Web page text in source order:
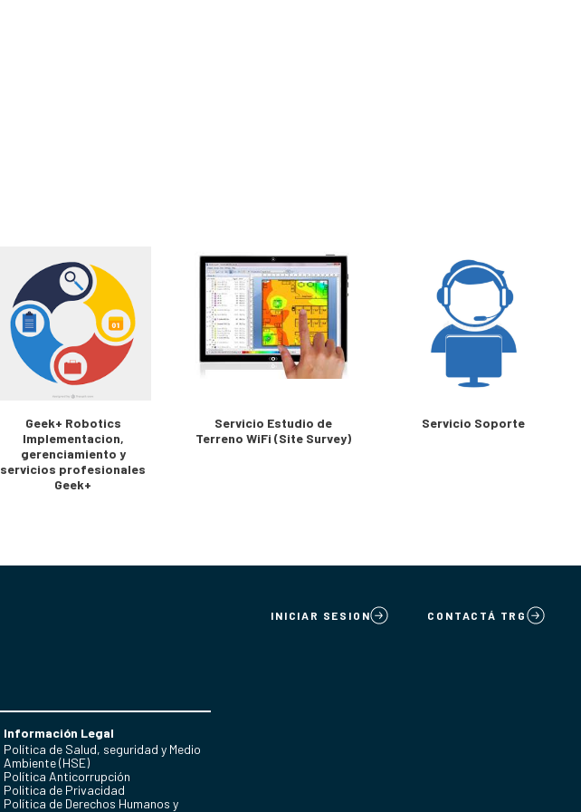
Geek+ Robotics
Implementacion,
gerenciamiento y
servicios profesionales
Geek+
Servicio Estudio de
Terreno WiFi (Site Survey)
Servicio Soporte
INICIAR SESION CONTACTÁ TRG
Información Legal
Política de Salud, seguridad y Medio
Ambiente (HSE)
Política Anticorrupción
Politica de Privacidad
Política de Derechos Humanos y